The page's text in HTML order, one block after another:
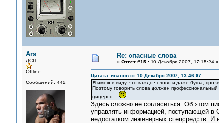
Ars
ДСП
Offline
Сообщений: 442
Re: опасные слова
« Ответ #15 :10 Декабря 2007, 17:15:24 »
Цитата: иванов от 10 Декабря 2007, 13:46:07
Я имею в виду, что каждое слово и даже буква,
Поэтому говорить слова должен
цицерон...
Здесь сложно не согласиться. Об этом
управлять информацией, поступающей в
недостатком инженерных спецсредств. И